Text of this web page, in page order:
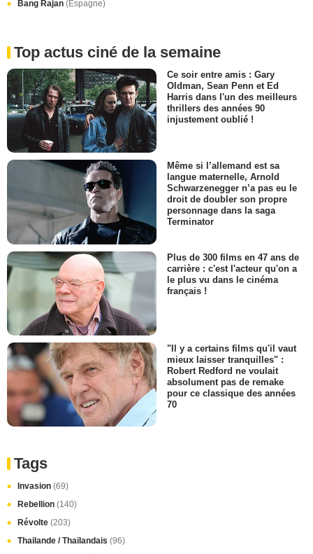
Bang Rajan (Espagne)
Top actus ciné de la semaine
Ce soir entre amis : Gary
Oldman, Sean Penn et Ed
Harris dans l'un des meilleurs
thrillers des années 90
injustement oublié !
Même si l’allemand est sa
langue maternelle, Arnold
Schwarzenegger n’a pas eu le
droit de doubler son propre
personnage dans la saga
Terminator
Plus de 300 films en 47 ans de
carrière : c'est l'acteur qu'on a
le plus vu dans le cinéma
français !
"Il y a certains films qu'il vaut
mieux laisser tranquilles" :
Robert Redford ne voulait
absolument pas de remake
pour ce classique des années
70
Tags
Invasion (69)
Rebellion (140)
Révolte (203)
Thailande / Thaïlandais (96)